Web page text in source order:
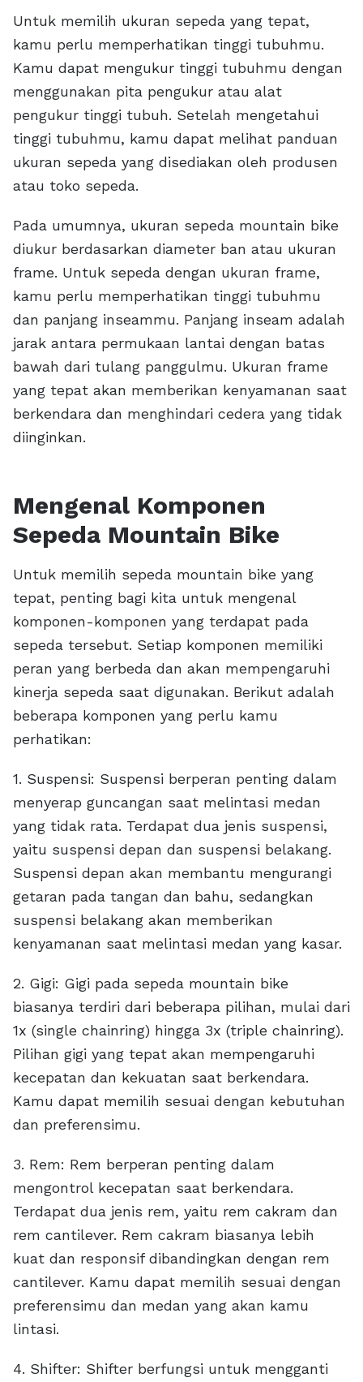
Untuk memilih ukuran sepeda yang tepat,
kamu perlu memperhatikan tinggi tubuhmu.
Kamu dapat mengukur tinggi tubuhmu dengan
menggunakan pita pengukur atau alat
pengukur tinggi tubuh. Setelah mengetahui
tinggi tubuhmu, kamu dapat melihat panduan
ukuran sepeda yang disediakan oleh produsen
atau toko sepeda.
Pada umumnya, ukuran sepeda mountain bike
diukur berdasarkan diameter ban atau ukuran
frame. Untuk sepeda dengan ukuran frame,
kamu perlu memperhatikan tinggi tubuhmu
dan panjang inseammu. Panjang inseam adalah
jarak antara permukaan lantai dengan batas
bawah dari tulang panggulmu. Ukuran frame
yang tepat akan memberikan kenyamanan saat
berkendara dan menghindari cedera yang tidak
diinginkan.
Mengenal Komponen
Sepeda Mountain Bike
Untuk memilih sepeda mountain bike yang
tepat, penting bagi kita untuk mengenal
komponen-komponen yang terdapat pada
sepeda tersebut. Setiap komponen memiliki
peran yang berbeda dan akan mempengaruhi
kinerja sepeda saat digunakan. Berikut adalah
beberapa komponen yang perlu kamu
perhatikan:
1. Suspensi: Suspensi berperan penting dalam
menyerap guncangan saat melintasi medan
yang tidak rata. Terdapat dua jenis suspensi,
yaitu suspensi depan dan suspensi belakang.
Suspensi depan akan membantu mengurangi
getaran pada tangan dan bahu, sedangkan
suspensi belakang akan memberikan
kenyamanan saat melintasi medan yang kasar.
2. Gigi: Gigi pada sepeda mountain bike
biasanya terdiri dari beberapa pilihan, mulai dari
1x (single chainring) hingga 3x (triple chainring).
Pilihan gigi yang tepat akan mempengaruhi
kecepatan dan kekuatan saat berkendara.
Kamu dapat memilih sesuai dengan kebutuhan
dan preferensimu.
3. Rem: Rem berperan penting dalam
mengontrol kecepatan saat berkendara.
Terdapat dua jenis rem, yaitu rem cakram dan
rem cantilever. Rem cakram biasanya lebih
kuat dan responsif dibandingkan dengan rem
cantilever. Kamu dapat memilih sesuai dengan
preferensimu dan medan yang akan kamu
lintasi.
4. Shifter: Shifter berfungsi untuk mengganti